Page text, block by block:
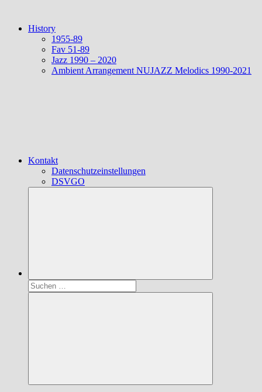
History
1955-89
Fav 51-89
Jazz 1990 – 2020
Ambient Arrangement NUJAZZ Melodics 1990-2021
Kontakt
Datenschutzeinstellungen
DSVGO
Suchen
nach:
Suchen